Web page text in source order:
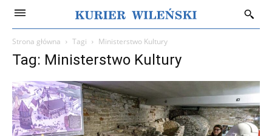
Strona główna Tagi Ministerstwo Kultury
Tag: Ministerstwo Kultury